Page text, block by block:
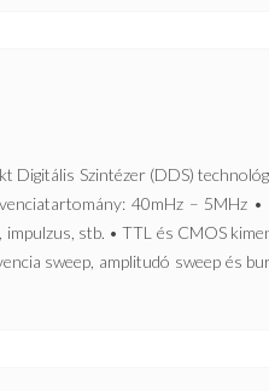
Digitális Szintézer (DDS)
40mHz – 5MHz •
stb. • TTL és CMOS
sweep, amplitudó sweep és